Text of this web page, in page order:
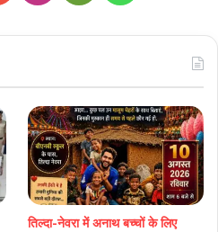
तिल्दा-नेवरा में अनाथ बच्चों के लिए